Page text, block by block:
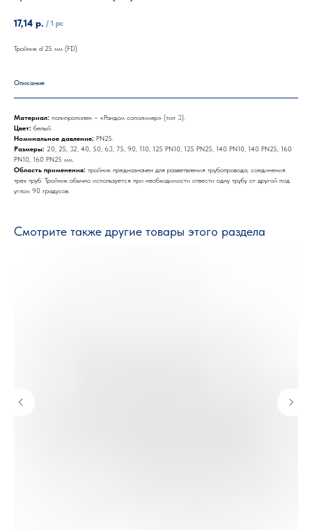
17,14 р. / 1 pc
Тройник d 25 мм (FD)
Описание
Материал: полипропилен – «Рандом сополимер» (тип 3).
Цвет: белый.
Номинальное давление: PN25.
Размеры: 20, 25, 32, 40, 50, 63, 75, 90, 110, 125 PN10, 125 PN25, 140 PN10, 140 PN25, 160
PN10, 160 PN25 мм.
Область применения: тройник предназначен для разветвления трубопровода, соединения
трех труб. Тройник обычно используется при необходимости отвести одну трубу от другой под
углом 90 градусов.
Смотрите также другие товары этого раздела